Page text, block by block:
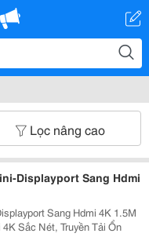
Lọc nâng cao
Displayport Sang Hdmi
Sang Hdmi 4K 1.5M
Sắc Nét, Truyền Tải Ổn